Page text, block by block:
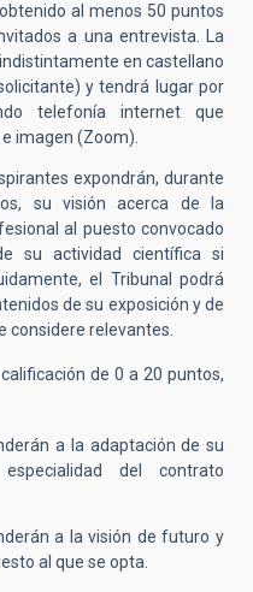
al menos 50 puntos
a una entrevista. La
en castellano
y tendrá lugar por
telefonía internet que
imagen (Zoom).
expondrán, durante
su visión acerca de la
al puesto convocado
su actividad científica si
el Tribunal podrá
de su exposición y de
considere relevantes.
de 0 a 20 puntos,
a la adaptación de su
del contrato
a la visión de futuro y
al que se opta.